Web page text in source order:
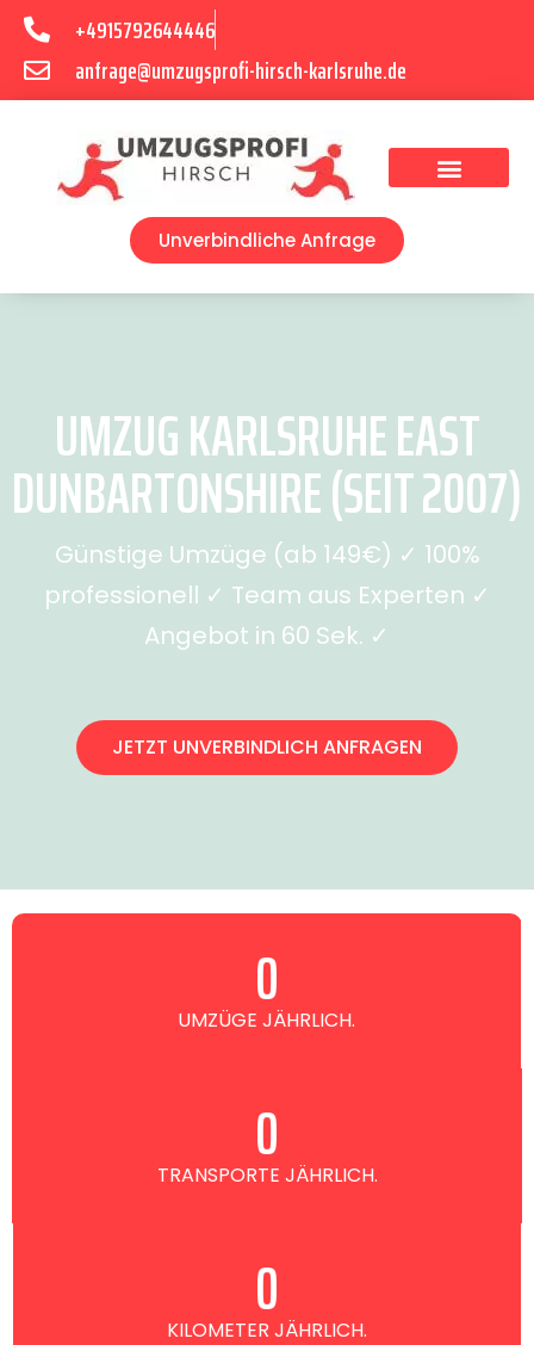
+4915792644446
anfrage@umzugsprofi-hirsch-karlsruhe.de
Unverbindliche Anfrage
UMZUG KARLSRUHE EAST
DUNBARTONSHIRE (SEIT 2007)
Günstige Umzüge (ab 149€) ✓ 100%
professionell ✓ Team aus Experten ✓
Angebot in 60 Sek. ✓
JETZT UNVERBINDLICH ANFRAGEN
UMZÜGE JÄHRLICH.
0
TRANSPORTE JÄHRLICH.
0
KILOMETER JÄHRLICH.
0